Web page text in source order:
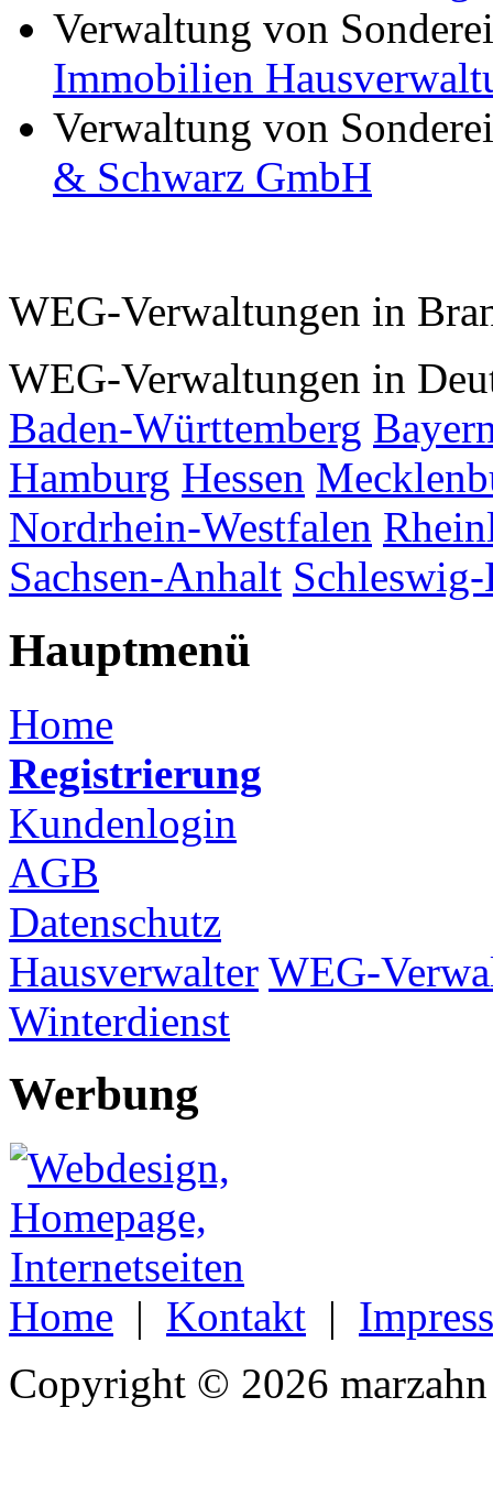
Verwaltung von
Immobilien
Verwaltung von
& Schwarz GmbH
WEG-Verwaltungen in
WEG-Verwaltungen in
Baden-Württemberg
Hamburg Hessen
Nordrhein-Westfalen
Sachsen-Anhalt
Hauptmenü
Home
Registrierung
Kundenlogin
AGB
Datenschutz
Hausverwalter WEG-
Winterdienst
Werbung
Home | Kontakt |
Copyright © 2026